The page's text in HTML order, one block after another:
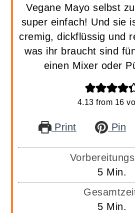
Vegane Mayo selbst
super einfach! Und sie
cremig, dickflüssig und
was ihr braucht sind
einen Mixer oder
4.13 from 16
Print Pin
5Minuten
Min.
5Minuten
Min.